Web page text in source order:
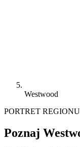
Westwood
PORTRET REGIONU
Poznaj